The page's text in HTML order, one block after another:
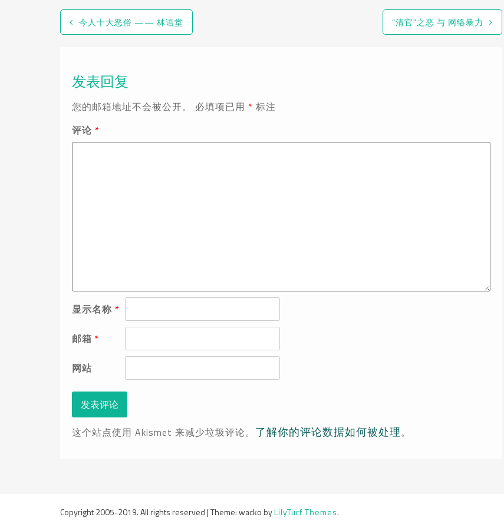
今人十大恶俗 —— 林语堂 “清官”之恶 与 网络暴力
发表回复
您的邮箱地址不会被公开。 必填项已用 * 标注
评论 *
显示名称 *
邮箱 *
网站
这个站点使用 Akismet 来减少垃圾评论。 了解你的评论数据如何被处理。
Copyright 2005-2019. All rights reserved|Theme: wacko byLilyTurf Themes.